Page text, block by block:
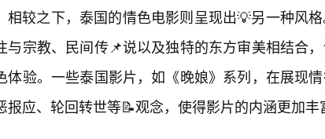
相较之下，泰国的情色电影则呈现出💡另一种风
与宗教、民间传📌说以及独特的东方审美相结合
体验。一些泰国影片，如《晚娘》系列，在展现
报应、轮回转世等📝观念，使得影片的内涵更加丰